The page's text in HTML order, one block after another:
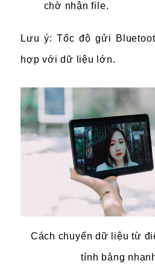
chờ nhận file.
Lưu ý: Tốc độ gửi
hợp với dữ liệu lớn.
Cách chuyển dữ liệu từ
tính bảng